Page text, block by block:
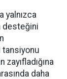
yalnızca
desteğini
tansiyonu
daha